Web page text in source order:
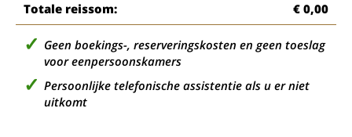
Totale reissom: € 0,00
Geen boekings-, reserveringskosten en geen toeslag
voor eenpersoonskamers
Persoonlijke telefonische assistentie als u er niet
uitkomt